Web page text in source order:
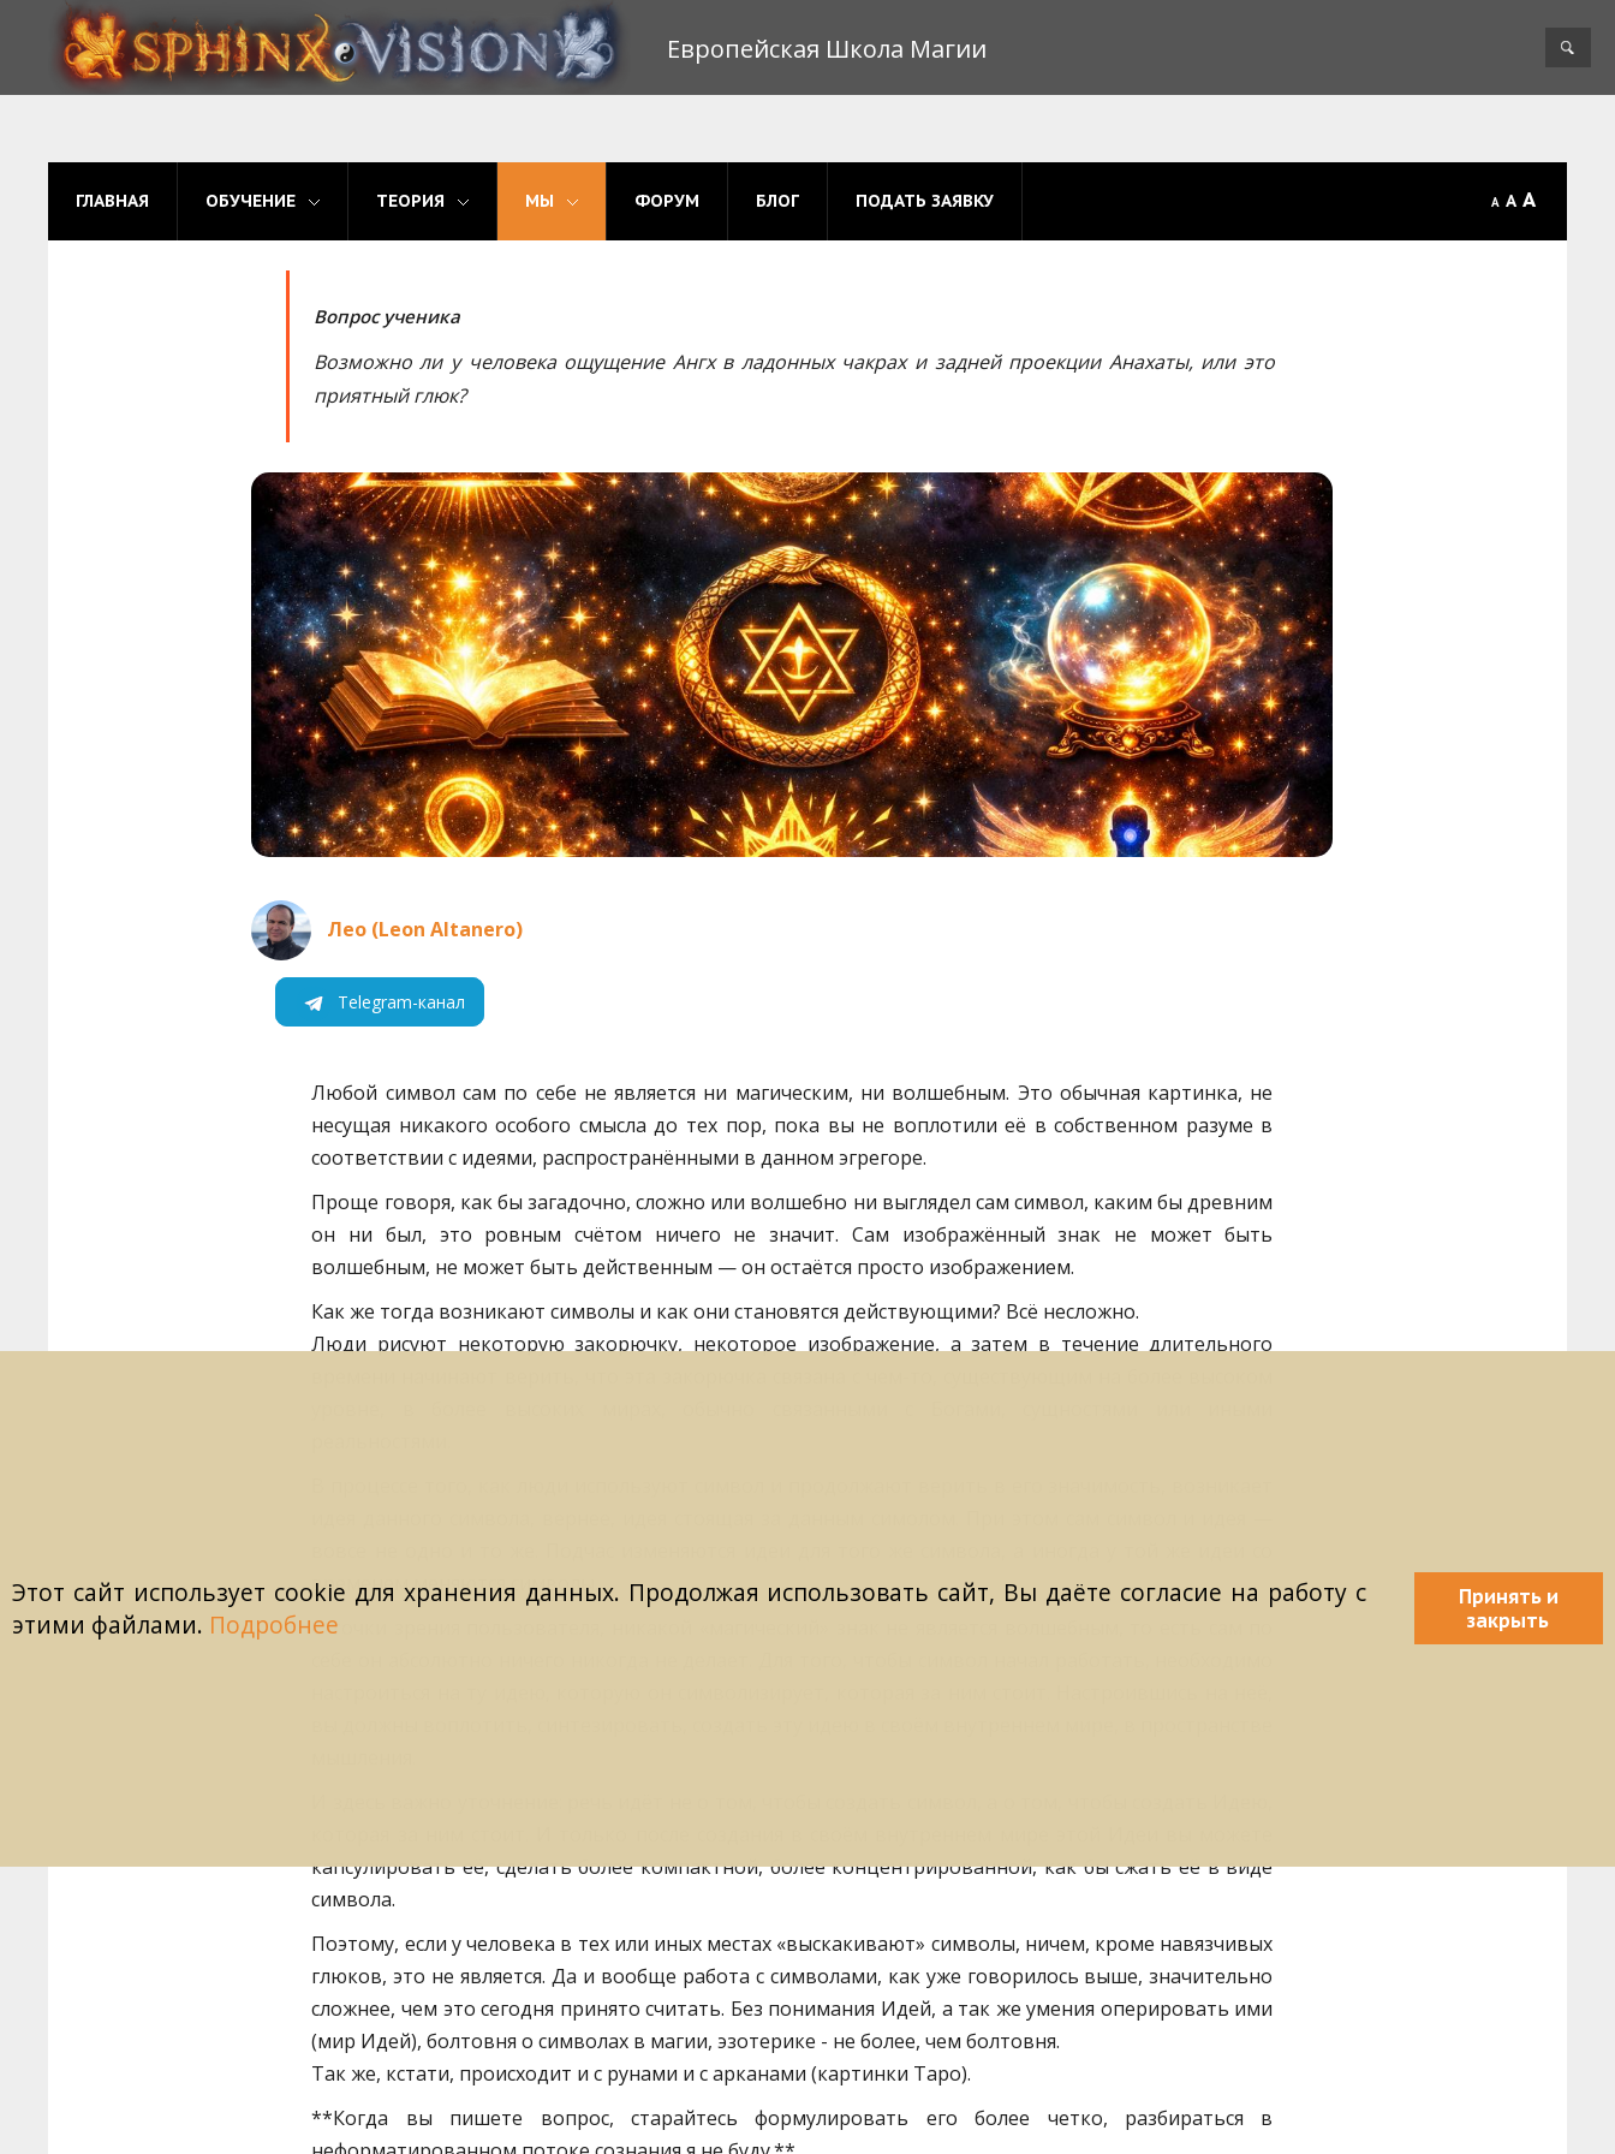
Европейская Школа Магии
ГЛАВНАЯ ОБУЧЕНИЕ ТЕОРИЯ МЫ ФОРУМ БЛОГ ПОДАТЬ ЗАЯВКУ A A A
Вопрос ученика
Возможно ли у человека ощущение Ангх в ладонных чакрах и задней проекции Анахаты, или это
приятный глюк?
Лео (Leon Altanero)
Telegram-канал
Любой символ сам по себе не является ни магическим, ни волшебным. Это обычная картинка, не
несущая никакого особого смысла до тех пор, пока вы не воплотили её в собственном разуме в
соответствии с идеями, распространёнными в данном эгрегоре.
Проще говоря, как бы загадочно, сложно или волшебно ни выглядел сам символ, каким бы древним
он ни был, это ровным счётом ничего не значит. Сам изображённый знак не может быть
волшебным, не может быть действенным — он остаётся просто изображением.
Как же тогда возникают символы и как они становятся действующими? Всё несложно.
Люди рисуют некоторую закорючку, некоторое изображение, а затем в течение длительного
временем меняются символы.
С точки зрения пользователя, никакой «магический» знак не является волшебным, то есть сам по
капсулировать её, сделать более компактной, более концентрированной, как бы сжать её в виде
символа.
Поэтому, если у человека в тех или иных местах «выскакивают» символы, ничем, кроме навязчивых
глюков, это не является. Да и вообще работа с символами, как уже говорилось выше, значительно
сложнее, чем это сегодня принято считать. Без понимания Идей, а так же умения оперировать ими
(мир Идей), болтовня о символах в магии, эзотерике - не более, чем болтовня.
Так же, кстати, происходит и с рунами и с арканами (картинки Таро).
**Когда вы пишете вопрос, старайтесь формулировать его более четко, разбираться в
Этот сайт использует cookie для хранения данных. Продолжая использовать сайт, Вы даёте согласие на работу с
этими файлами. Подробнее
Принять и
закрыть